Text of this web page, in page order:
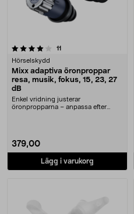
11
Hörselskydd
Mixx adaptiva öronproppar
resa, musik, fokus, 15, 23, 27
dB
Enkel vridning justerar
öronpropparna – anpassa efter
379,00
Lägg i varukorg
5.0 av 5 stjärnor